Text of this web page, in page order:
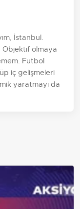
İstanbul.
olmaya
Futbol
iç gelişmeleri
yaratmayı da